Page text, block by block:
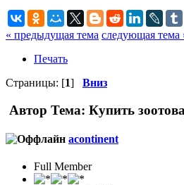
« предыдущая тема следующая тема
Печать
Страницы: [1] Вниз
Автор Тема: Купить
acontinent
Full Member